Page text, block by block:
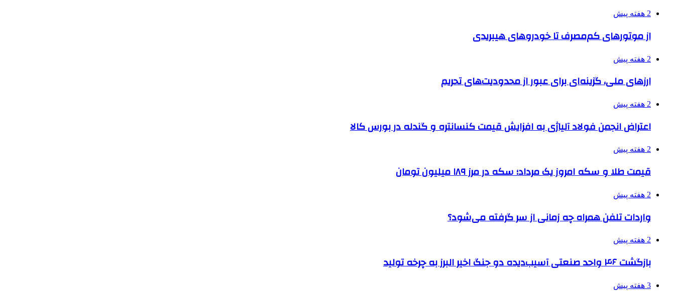
2 هفته پیش
از موتورهای کم‌مصرف تا خودروهای هیبریدی
2 هفته پیش
ارزهای ملی، گزینه‌ای برای عبور از محدودیت‌های تحریم
2 هفته پیش
اعتراض انجمن فولاد آلیاژی به افزایش قیمت کنسانتره و گندله در بورس کالا
2 هفته پیش
قیمت طلا و سکه امروز یک مرداد؛ سکه در مرز ۱۸۹ میلیون تومان
2 هفته پیش
واردات تلفن همراه چه زمانی از سر گرفته می‌شود؟
2 هفته پیش
بازگشت ۴۶ واحد صنعتی آسیب‌دیده دو جنگ اخیر البرز به چرخه تولید
3 هفته پیش